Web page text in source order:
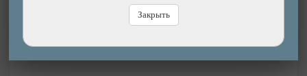
Закрыть